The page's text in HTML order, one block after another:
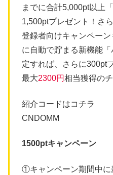
までに合計5,000pt以上
1,500ptプレゼント！さ
登録者向けキャンペー
に自動で貯まる新機能
定すれば、さらに300pt
最大2300円相当獲得のチ
紹介コードはコチラ
CNDOMM
1500ptキャンペーン
①キャンペーン期間中に